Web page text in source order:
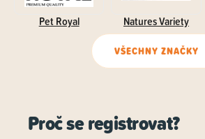
Pet Royal Natures Variety
VŠECHNY ZNAČKY
Proč se registrovat?